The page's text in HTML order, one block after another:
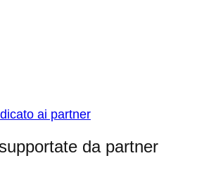
ai partner
da partner